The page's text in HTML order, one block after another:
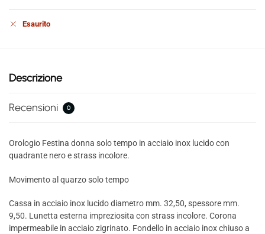
Esaurito
Descrizione
Recensioni 0
Orologio Festina donna solo tempo in acciaio inox lucido con
quadrante nero e strass incolore.
Movimento al quarzo solo tempo
Cassa in acciaio inox lucido diametro mm. 32,50, spessore mm.
9,50. Lunetta esterna impreziosita con strass incolore. Corona
impermeabile in acciaio zigrinato. Fondello in acciaio inox chiuso a